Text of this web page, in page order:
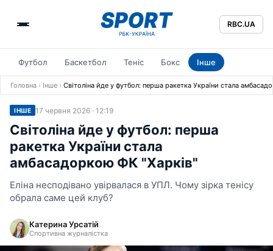
RBC.UA
Футбол Баскетбол Теніс Бокс Інше
Головна › Інше › Світоліна йде у футбол: перша ракетка України стала
ІНШЕ 17 червня 2026 · 12:19
Світоліна йде у футбол: перша
ракетка України стала
амбасадоркою ФК "Харків"
Еліна несподівано увірвалася в УПЛ. Чому зірка тенісу
обрала саме цей клуб?
Катерина Урсатій
Спортивна журналістка